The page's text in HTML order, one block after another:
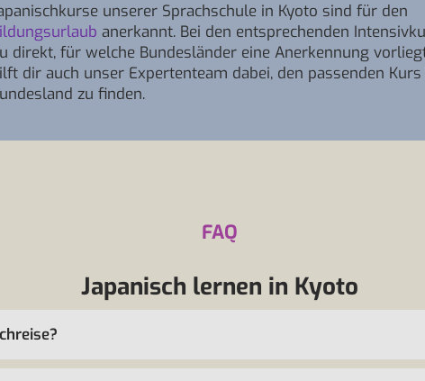
unserer Sprachschule in Kyoto sind für den
anerkannt. Bei den entsprechenden
direkt, für welche Bundesländer eine Anerkennung
dir auch unser Expertenteam dabei, den passenden
zu finden.
FAQ
Japanisch lernen in Kyoto